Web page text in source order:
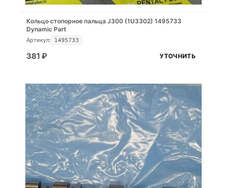
Кольцо стопорное пальца J300 (1U3302) 1495733
Dynamic Part
Артикул: 1495733
381 ₽ УТОЧНИТЬ